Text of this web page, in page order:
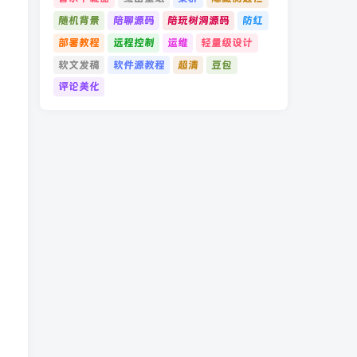
随机背景
陪聊源码 陪玩树洞源码
防红
部署教程
远程控制 运维
轻量级设计
软文发稿
软件源教程 超清
豆包
评论美化